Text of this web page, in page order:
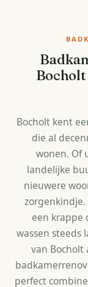
Bocholt kent
die al
wonen. Of
landelijke
nieuwere
een krappe
wassen steeds
van
perfect